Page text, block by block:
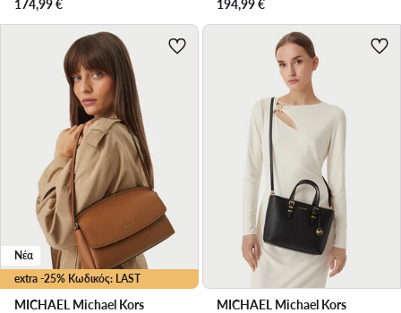
174,99€
194,99€
extra -25% Κωδικός: LAST
Νέα
MICHAEL Michael Kors
MICHAEL Michael Kors